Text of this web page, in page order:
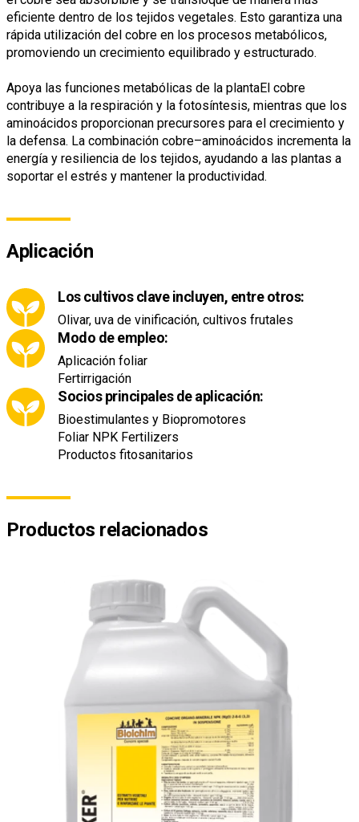
eficiente dentro de los tejidos vegetales. Esto garantiza una
rápida utilización del cobre en los procesos metabólicos,
promoviendo un crecimiento equilibrado y estructurado.
Apoya las funciones metabólicas de la plantaEl cobre
contribuye a la respiración y la fotosíntesis, mientras que los
aminoácidos proporcionan precursores para el crecimiento y
la defensa. La combinación cobre–aminoácidos incrementa la
energía y resiliencia de los tejidos, ayudando a las plantas a
soportar el estrés y mantener la productividad.
Aplicación
Los cultivos clave incluyen, entre otros:
Olivar, uva de vinificación, cultivos frutales
Modo de empleo:
Aplicación foliar
Fertirrigación
Socios principales de aplicación:
Bioestimulantes y Biopromotores
Foliar NPK Fertilizers
Productos fitosanitarios
Productos relacionados